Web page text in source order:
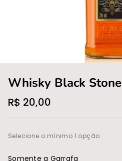
Whisky Black Stone
R$ 20,00
Selecione o mínimo 1 opção
Somente a Garrafa